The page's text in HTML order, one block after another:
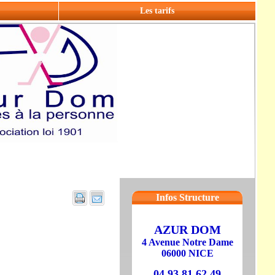
Les tarifs
Infos Structure
AZUR DOM
4 Avenue Notre Dame
06000 NICE